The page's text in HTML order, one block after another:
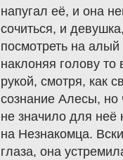
напугал её, и она
сочиться, и
посмотреть на
наклоняя голову
рукой, смотря, как
сознание Алесы, но
не значило для неё
на Незнакомца.
глаза, она